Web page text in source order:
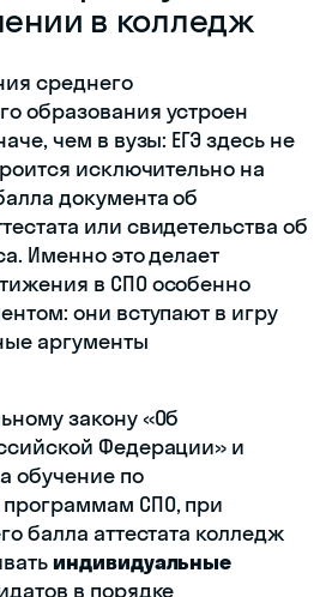
в колледж
среднего
образования устроен
чем в вузы: ЕГЭ здесь не
исключительно на
документа об
или свидетельства об
Именно это делает
в СПО особенно
они вступают в игру
аргументы
закону «Об
Федерации» и
обучение по
СПО, при
балла аттестата колледж
индивидуальные
в порядке